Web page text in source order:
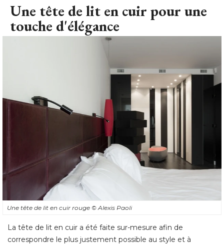
Une tête de lit en cuir pour une
touche d'élégance
Une tête de lit en cuir rouge © Alexis Paoli
La tête de lit en cuir a été faite sur-mesure afin de
correspondre le plus justement possible au style et à